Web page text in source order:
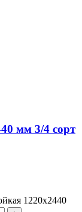
мм 3/4 сорт
1220х2440